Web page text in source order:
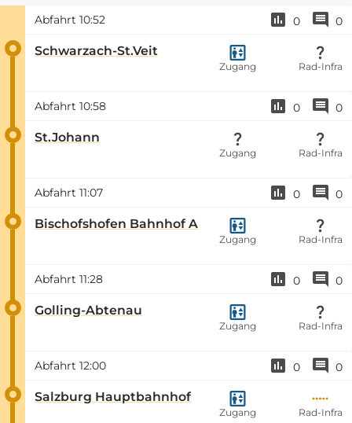
Abfahrt 10:52 0 0
Schwarzach-St.Veit
Zugang Rad-Infra
Abfahrt 10:58 0 0
St.Johann
Zugang Rad-Infra
Abfahrt 11:07 0 0
Bischofshofen Bahnhof A
Zugang Rad-Infra
Abfahrt 11:28 0 0
Golling-Abtenau
Zugang Rad-Infra
Abfahrt 12:00 0 0
Salzburg Hauptbahnhof
Zugang Rad-Infra